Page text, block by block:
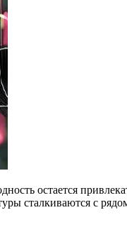
остается
сталкиваются с